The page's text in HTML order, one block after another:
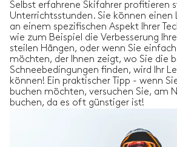
Selbst erfahrene Skifahrer profitieren
Unterrichtsstunden. Sie können einen
an einem spezifischen Aspekt Ihrer
wie zum Beispiel die Verbesserung
steilen Hängen, oder wenn Sie
möchten, der Ihnen zeigt, wo Sie die
Schneebedingungen finden, wird Ihr
können! Ein praktischer Tipp - wenn
buchen möchten, versuchen Sie, am
buchen, da es oft günstiger ist!